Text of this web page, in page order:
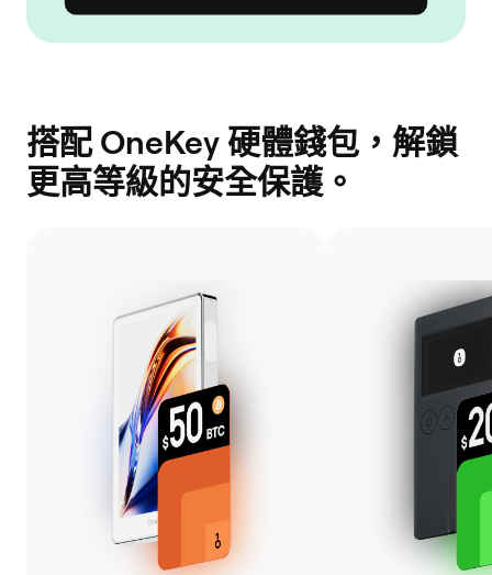
搭配 OneKey 硬體錢包，解鎖
更高等級的安全保護。